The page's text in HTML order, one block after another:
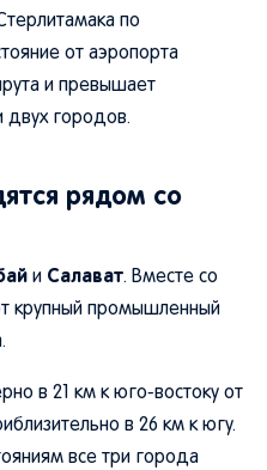
по
от аэропорта
и превышает
двух городов.
рядом со
и Салават. Вместе со
крупный промышленный
в 21 км к юго-востоку от
в 26 км к югу.
все три города